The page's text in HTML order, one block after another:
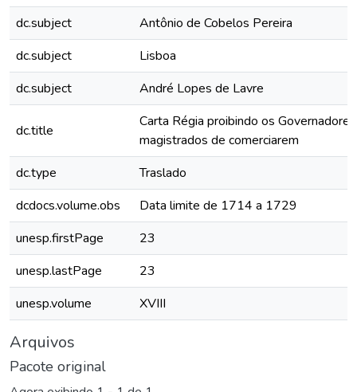
dc.subject
Antônio de Cobelos Pereira
dc.subject
Lisboa
dc.subject
André Lopes de Lavre
dc.title
Carta Régia proibindo os
magistrados de comerciarem
dc.type
Traslado
dcdocs.volume.obs
Data limite de 1714 a 1729
unesp.firstPage
23
unesp.lastPage
23
unesp.volume
XVIII
Arquivos
Pacote original